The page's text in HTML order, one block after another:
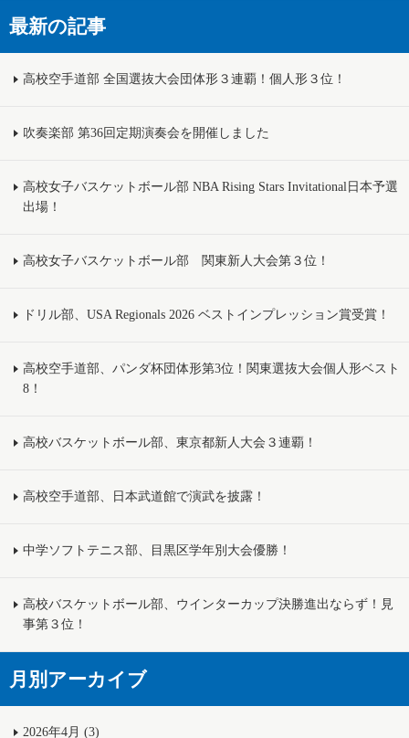
最新の記事
高校空手道部 全国選抜大会団体形３連覇！個人形３位！
吹奏楽部 第36回定期演奏会を開催しました
高校女子バスケットボール部 NBA Rising Stars Invitational日本予選
出場！
高校女子バスケットボール部 関東新人大会第３位！
ドリル部、USA Regionals 2026 ベストインプレッション賞受賞！
高校空手道部、パンダ杯団体形第3位！関東選抜大会個人形ベスト
8！
高校バスケットボール部、東京都新人大会３連覇！
高校空手道部、日本武道館で演武を披露！
中学ソフトテニス部、目黒区学年別大会優勝！
高校バスケットボール部、ウインターカップ決勝進出ならず！見
事第３位！
月別アーカイブ
2026年4月 (3)